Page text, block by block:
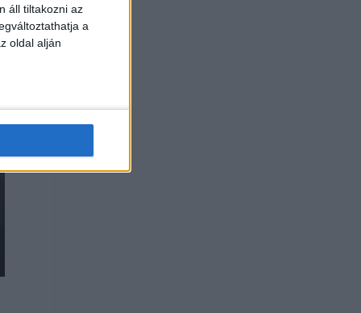
áll tiltakozni az
a
oldal alján